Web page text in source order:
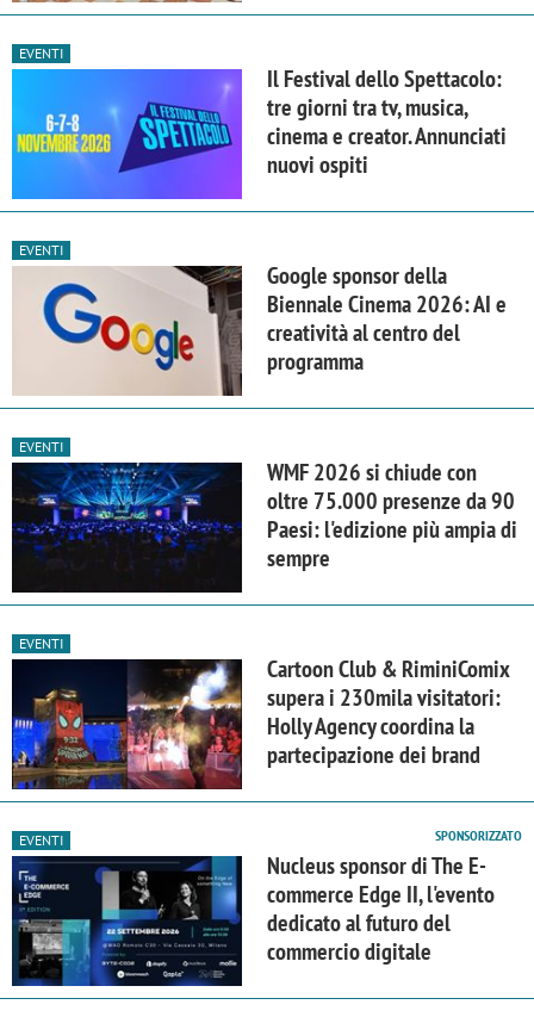
EVENTI
Il Festival dello Spettacolo:
tre giorni tra tv, musica,
cinema e creator. Annunciati
nuovi ospiti
EVENTI
Google sponsor della
Biennale Cinema 2026: AI e
creatività al centro del
programma
EVENTI
WMF 2026 si chiude con
oltre 75.000 presenze da 90
Paesi: l'edizione più ampia di
sempre
EVENTI
Cartoon Club & RiminiComix
supera i 230mila visitatori:
Holly Agency coordina la
partecipazione dei brand
EVENTI SPONSORIZZATO
Nucleus sponsor di The E-
commerce Edge II, l'evento
dedicato al futuro del
commercio digitale